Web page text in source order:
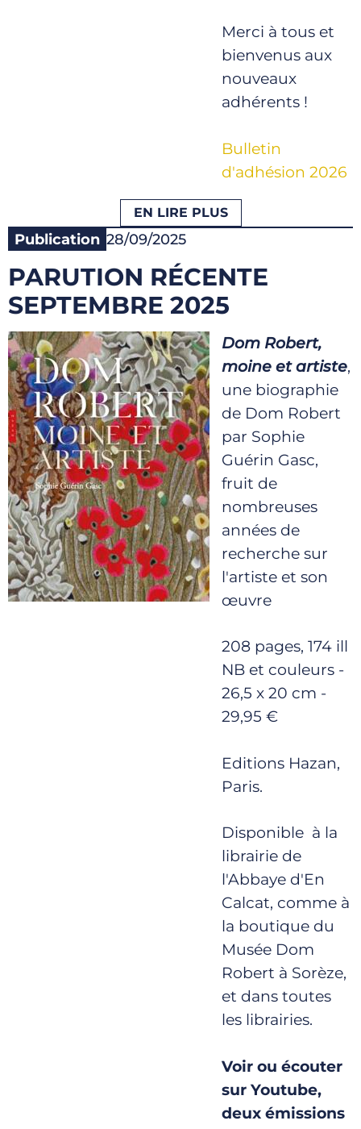
Merci à tous et
bienvenus aux
nouveaux
adhérents !
Bulletin
d'adhésion 2026
EN LIRE PLUS
Publication 28/09/2025
PARUTION RÉCENTE
SEPTEMBRE 2025
Dom Robert,
moine et artiste,
une biographie
de Dom Robert
par Sophie
Guérin Gasc,
fruit de
nombreuses
années de
recherche sur
l'artiste et son
œuvre
208 pages, 174 ill
NB et couleurs -
26,5 x 20 cm -
29,95 €
Editions Hazan,
Paris.
Disponible à la
librairie de
l'Abbaye d'En
Calcat, comme à
la boutique du
Musée Dom
Robert à Sorèze,
et dans toutes
les librairies.
Voir ou écouter
sur Youtube,
deux émissions